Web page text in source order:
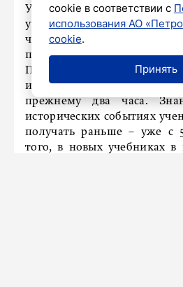
Ученики старших классов
учебном году изучать
что и раньше, – два часа
программу они перейдут 1
При этом в 8-м классе
историю три часа в
прежнему два часа.
исторических событиях
получать раньше – уже с
того, в новых учебниках в
cookie в соответствии с
использования АО
cookie.
Принять